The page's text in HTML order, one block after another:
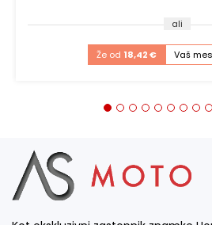
ali
Že od 18,42 € Vaš